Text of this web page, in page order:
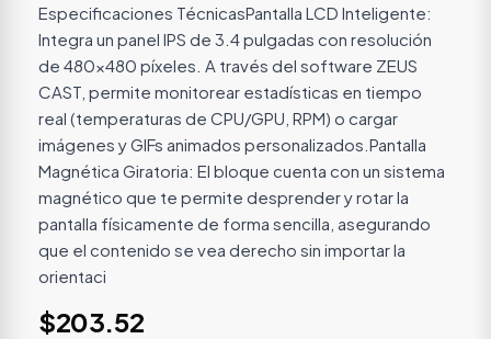
Especificaciones TécnicasPantalla LCD Inteligente:
Integra un panel IPS de 3.4 pulgadas con resolución
de 480x480 píxeles. A través del software ZEUS
CAST, permite monitorear estadísticas en tiempo
real (temperaturas de CPU/GPU, RPM) o cargar
imágenes y GIFs animados personalizados.Pantalla
Magnética Giratoria: El bloque cuenta con un sistema
magnético que te permite desprender y rotar la
pantalla físicamente de forma sencilla, asegurando
que el contenido se vea derecho sin importar la
orientaci
$203.52